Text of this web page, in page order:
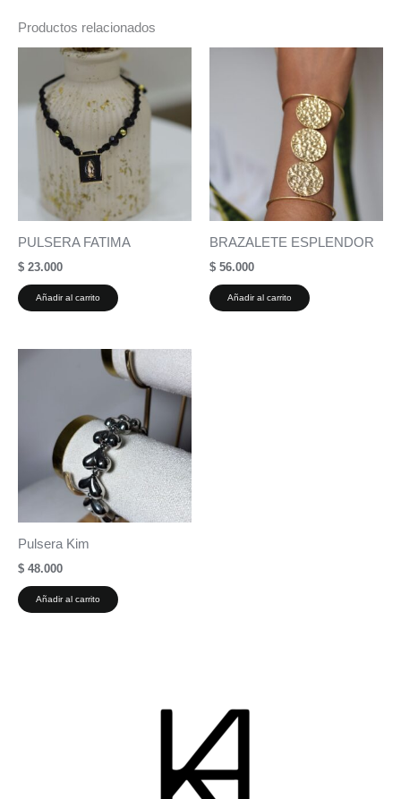
Productos relacionados
PULSERA FATIMA
$ 23.000
Añadir al carrito
BRAZALETE ESPLENDOR
$ 56.000
Añadir al carrito
Pulsera Kim
$ 48.000
Añadir al carrito